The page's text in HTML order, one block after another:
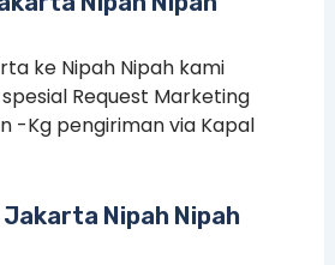
ke Nipah Nipah kami
Request Marketing
-Kg pengiriman via Kapal
Nipah Nipah